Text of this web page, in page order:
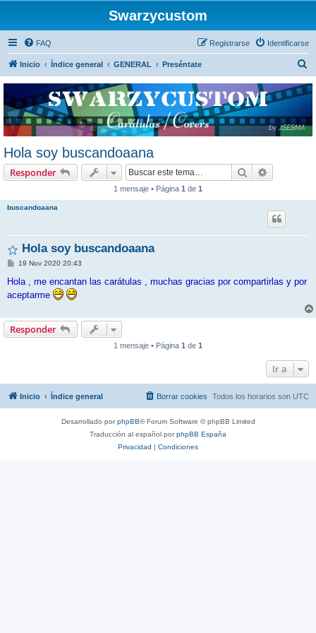
Swarzycustom
FAQ Identificarse
Registrarse
Inicio Índice general GENERAL Preséntate
c
Hola soy buscandoaana
Responder Buscar
1 mensaje • Página 1 de 1
buscandoaana
Hola soy buscandoaana
M
n
a
19 Nov 2020 20:43
Hola , me encantan las carátulas , muchas gracias por compartirlas y por
aceptarme
Responder
1 mensaje • Página 1 de 1
Ir a
Inicio Índice general Todos los horarios son UTC
Borrar cookies
Desarrollado porphpBB® Forum Software © phpBB Limited
Traducción al español porphpBB España
Privacidad | Condiciones